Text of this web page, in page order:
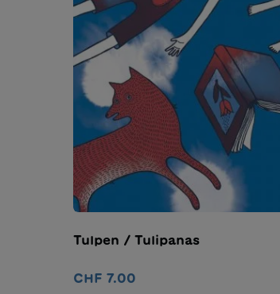
Tulpen / Tulipanas
CHF 7.00